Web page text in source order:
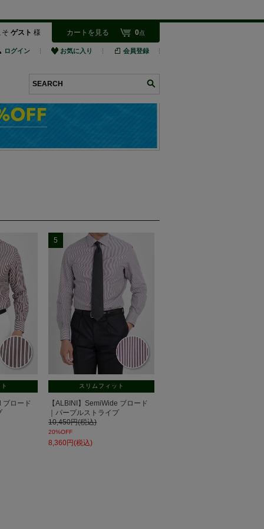
そ ゲスト 様 カートを見る 0点
ログイン お気に入り 会員登録
ブロード
5
スリムフィット
【ALBINI】SemiWide ブロード
｜パープルストライプ
10,450円(税込)
20%OFF
8,360円(税込)